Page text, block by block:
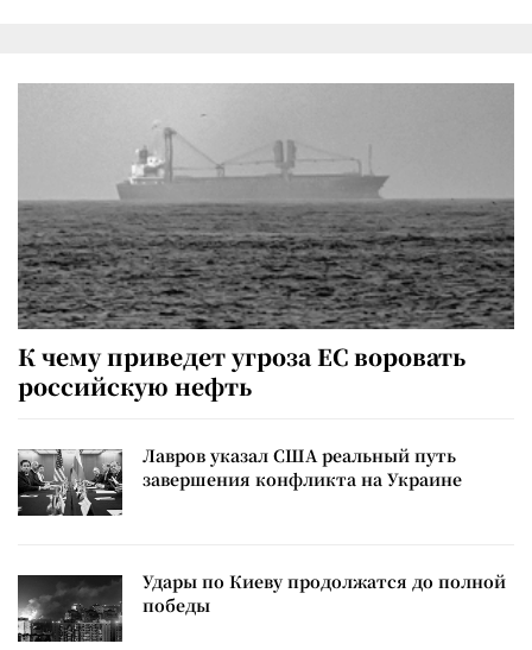
К чему приведет угроза ЕС воровать
российскую нефть
Лавров указал США реальный путь
завершения конфликта на Украине
Удары по Киеву продолжатся до полной
победы